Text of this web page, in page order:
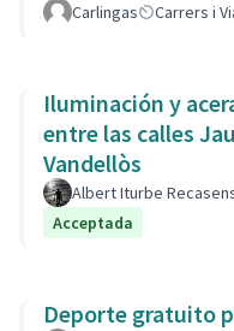
Carlingas Carrers i
Iluminación y
entre las calles
Vandellòs
Albert Iturbe
Acceptada
Deporte gratuito